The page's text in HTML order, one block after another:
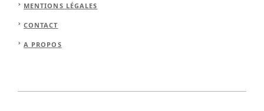
MENTIONS LÉGALES
CONTACT
A PROPOS